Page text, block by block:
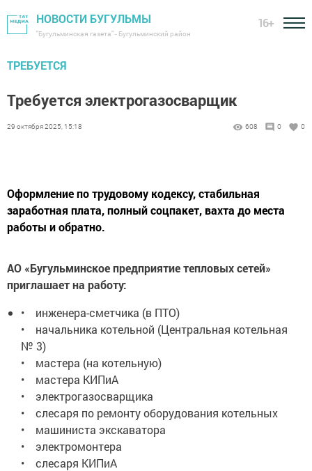
НОВОСТИ БУГУЛЬМЫ
"Бугульминская газета" - Бугульминский район
16+
ТРЕБУЕТСЯ
Требуется электрогазосварщик
29 октября 2025, 15:18 608 0 0
Оформление по трудовому кодексу, стабильная
заработная плата, полный соцпакет, вахта до места
работы и обратно.
АО «Бугульминское предприятие тепловых сетей»
приглашает на работу:
• инженера-сметчика (в ПТО)
• начальника котельной (Центральная котельная
№ 3)
• мастера (на котельную)
• мастера КИПиА
• электрогазосварщика
• слесаря по ремонту оборудования котельных
• машиниста экскаватора
• электромонтера
• слесаря КИПиА